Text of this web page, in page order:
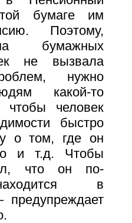
бумаге им
Поэтому,
бумажных
не вызвала
нужно
какой-то
чтобы человек
быстро
о том, где он
и т.д. Чтобы
что он по-
в
предупреждает